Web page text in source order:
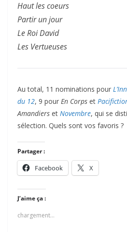
Haut les coeurs
Partir un jour
Le Roi David
Les Vertueuses
Au total, 11 nominations pour
du 12, 9 pour En Corps et
Amandiers et Novembre, qui se
sélection. Quels sont vos favoris ?
Partager :
Facebook X
J’aime ça :
chargement…